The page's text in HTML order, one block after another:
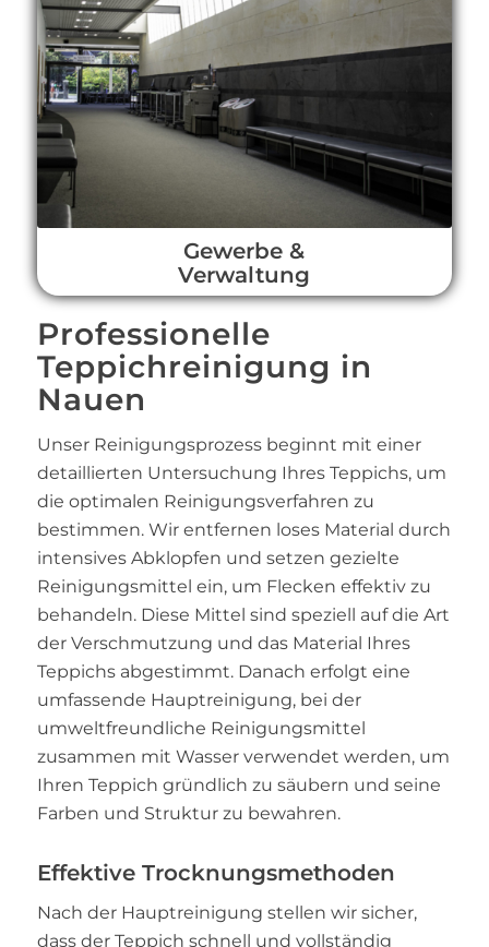
Gewerbe &
Verwaltung
Professionelle
Teppichreinigung in
Nauen
Unser Reinigungsprozess beginnt mit einer
detaillierten Untersuchung Ihres Teppichs, um
die optimalen Reinigungsverfahren zu
bestimmen. Wir entfernen loses Material durch
intensives Abklopfen und setzen gezielte
Reinigungsmittel ein, um Flecken effektiv zu
behandeln. Diese Mittel sind speziell auf die Art
der Verschmutzung und das Material Ihres
Teppichs abgestimmt. Danach erfolgt eine
umfassende Hauptreinigung, bei der
umweltfreundliche Reinigungsmittel
zusammen mit Wasser verwendet werden, um
Ihren Teppich gründlich zu säubern und seine
Farben und Struktur zu bewahren.
Effektive Trocknungsmethoden
Nach der Hauptreinigung stellen wir sicher,
dass der Teppich schnell und vollständig